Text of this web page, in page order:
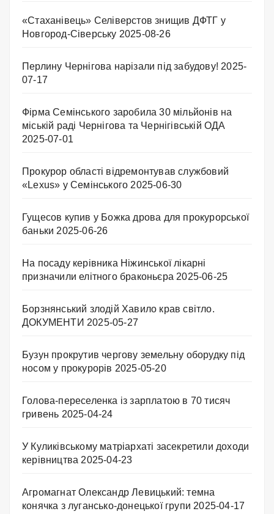
«Стаханівець» Селіверстов знищив ДФТГ у
Новгород-Сіверську 2025-08-26
Перлину Чернігова нарізали під забудову! 2025-
07-17
Фірма Семінського заробила 30 мільйонів на
міській раді Чернігова та Чернігівській ОДА
2025-07-01
Прокурор області відремонтував службовий
«Lexus» у Семінського 2025-06-30
Гущесов купив у Божка дрова для прокурорської
баньки 2025-06-26
На посаду керівника Ніжинської лікарні
призначили елітного браконьєра 2025-06-25
Борзнянський злодій Хавило крав світло.
ДОКУМЕНТИ 2025-05-27
Бузун прокрутив чергову земельну оборудку під
носом у прокурорів 2025-05-20
Голова-переселенка із зарплатою в 70 тисяч
гривень 2025-04-24
У Куликівському матріархаті засекретили доходи
керівництва 2025-04-23
Агромагнат Олександр Левицький: темна
конячка з лугансько-донецької групи 2025-04-17